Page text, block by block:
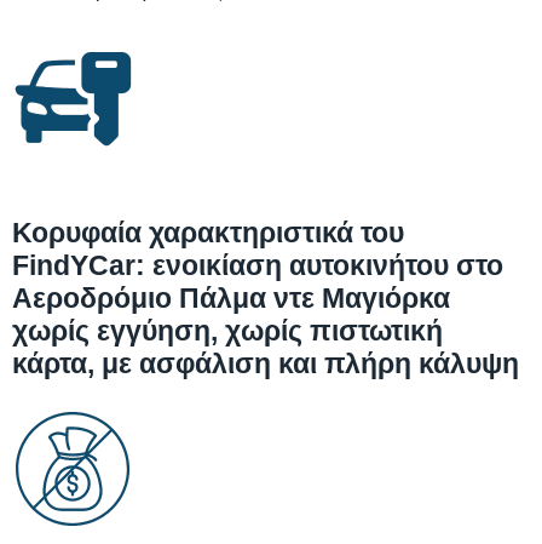
Κορυφαία χαρακτηριστικά του
FindYCar: ενοικίαση αυτοκινήτου στο
Αεροδρόμιο Πάλμα ντε Μαγιόρκα
χωρίς εγγύηση, χωρίς πιστωτική
κάρτα, με ασφάλιση και πλήρη κάλυψη